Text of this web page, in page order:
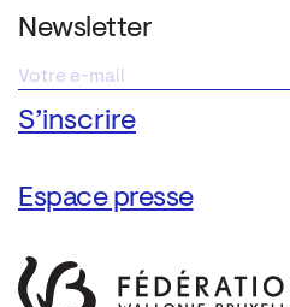
Newsletter
Espace presse